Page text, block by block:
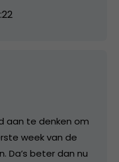
aan te denken om
week van de
Da’s beter dan nu